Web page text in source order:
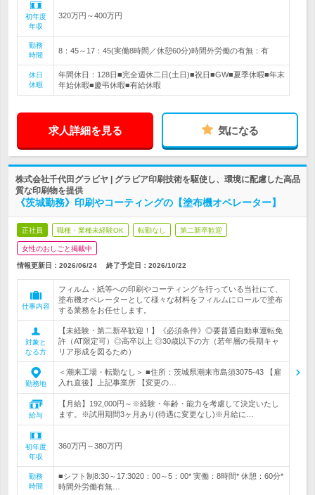
初年度
年収
320万円～400万円
勤務
時間
8：45～17：45(実働8時間／休憩60分)時間外労働の有無：有
休日
休暇
年間休日：128日■完全週休二日(土日)■祝日■GW■夏季休暇■年末
年始休暇■慶弔休暇■有給休暇
求人詳細を見る 気になる
株式会社千代田グラビヤ | グラビア印刷技術を駆使し、環境に配慮した高品
質な印刷物を提供
《茨城勤務》印刷やコーティングの【塗布機オペレーター】
正社員 職種・業種未経験OK 転勤なし 第二新卒歓迎
女性のおしごと掲載中
情報更新日：2026/06/24 終了予定日： 2026/10/22
仕事内容
フィルム・紙等への印刷やコーティングを行っている当社にて、
塗布機オペレーターとして様々な材料をフィルムにロールで塗布
する業務をお任せします。
対象と
なる方
【未経験・第二新卒歓迎！】《必須条件》◎要普通自動車運転免
許（AT限定可）◎高卒以上 ◎30歳以下の方（若年層の長期キャ
リア形成を図るため）
勤務地
＜潮来工場・転勤なし＞ ■住所：茨城県潮来市島須3075-43 【雇
入れ直後】上記事業所 【変更の…
給与
【月給】192,000円～※経験・年齢・能力を考慮して決定いたし
ます。※試用期間3ヶ月あり(待遇に変更なし)※月給に…
初年度
年収
360万円～380万円
勤務
時間
■シフト制8:30～17:3020：00～5：00* 実働：8時間* 休憩：60分*
時間外労働有無…